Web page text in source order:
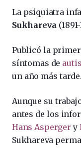
La psiquiatra
Sukhareva
Publicó la
síntomas de
un año más tarde.
Aunque su
antes de los
Hans Asperger y
Sukhareva